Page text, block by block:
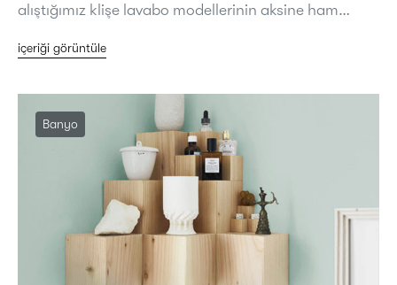
alıştığımız klişe lavabo modellerinin aksine ham…
içeriği görüntüle
Banyo